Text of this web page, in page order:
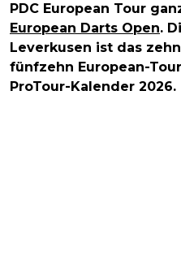
PDC European Tour
European Darts Open.
Leverkusen ist das
fünfzehn European-
ProTour-Kalender 2026.